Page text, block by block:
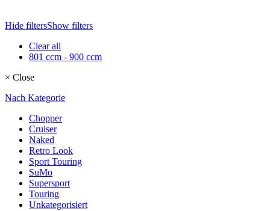
Hide filtersShow filters
Clear all
801 ccm - 900 ccm
× Close
Nach Kategorie
Chopper
Cruiser
Naked
Retro Look
Sport Touring
SuMo
Supersport
Touring
Unkategorisiert